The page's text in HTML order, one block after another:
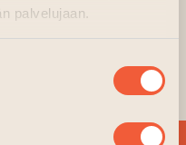
palvelujaan.
Station, door
(opens an